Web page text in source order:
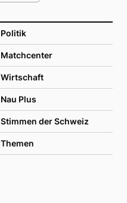
Politik
Matchcenter
Wirtschaft
Nau Plus
Stimmen der Schweiz
Themen